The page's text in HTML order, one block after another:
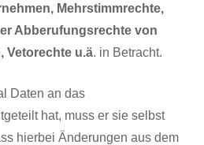
Mehrstimmrechte,
Abberufungsrechte von
Vetorechte u.ä. in Betracht.
Daten an das
hat, muss er sie selbst
hierbei Änderungen aus dem